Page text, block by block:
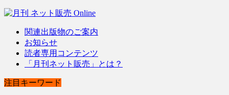
関連出版物のご案内
お知らせ
読者専用コンテンツ
「月刊ネット販売」とは？
注目キーワード